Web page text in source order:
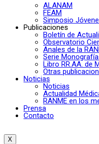
ALANAM
FEAM
Simposio
Publicaciones
Boletín de
Observatorio
Anales de la
Serie
Libro RR.AA. de
Otras
Noticias
Noticias
Actualidad
RANME en los
Prensa
Contacto
X